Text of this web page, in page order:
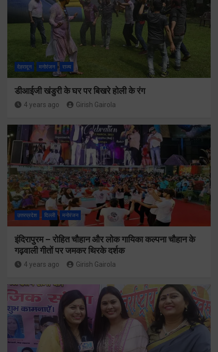
देहरादून मनोरंजन राज्य
डीआईजी खंडुरी के घर पर बिखरे होली के रंग
4 years ago Girish Gairola
उत्तरप्रदेश दिल्ली मनोरंजन
इंदिरापुरम – रोहित चौहान और लोक गायिका कल्पना चौहान के
गढ़वाली गीतों पर जमकर थिरके दर्शक
4 years ago Girish Gairola